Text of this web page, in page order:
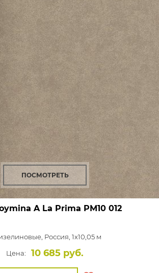
ПОСМОТРЕТЬ
A La Prima PM10 012
Россия, 1x10,05 м
Цена:
10 685 руб.